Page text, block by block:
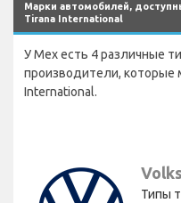
Марки автомобилей,
Tirana International
У Mex есть 4 различные
производители, которые
International.
Типы